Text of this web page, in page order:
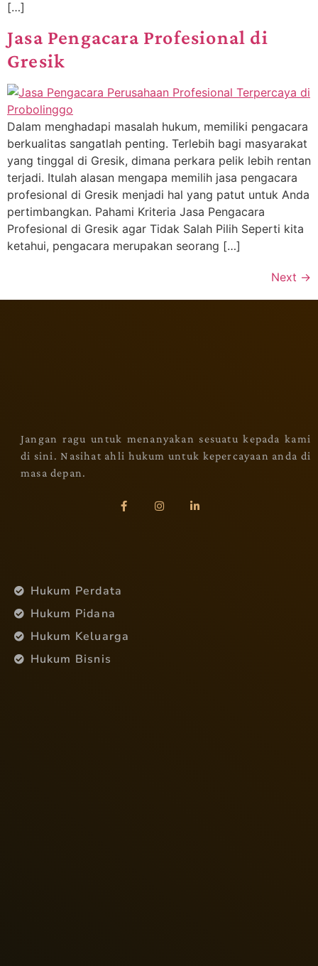
[…]
Jasa Pengacara Profesional di
Gresik
Dalam menghadapi masalah hukum, memiliki pengacara
berkualitas sangatlah penting. Terlebih bagi masyarakat
yang tinggal di Gresik, dimana perkara pelik lebih rentan
terjadi. Itulah alasan mengapa memilih jasa pengacara
profesional di Gresik menjadi hal yang patut untuk Anda
pertimbangkan. Pahami Kriteria Jasa Pengacara
Profesional di Gresik agar Tidak Salah Pilih Seperti kita
ketahui, pengacara merupakan seorang […]
Next →
Jangan ragu untuk menanyakan sesuatu kepada kami
di sini. Nasihat ahli hukum untuk kepercayaan anda di
masa depan.
Hukum Perdata
Hukum Pidana
Hukum Keluarga
Hukum Bisnis